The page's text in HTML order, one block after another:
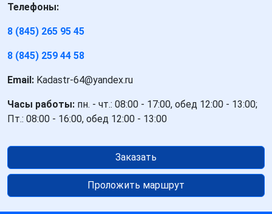
Телефоны:
8 (845) 265 95 45
8 (845) 259 44 58
Email: Kadastr-64@yandex.ru
Часы работы: пн. - чт.: 08:00 - 17:00, обед 12:00 - 13:00;
Пт.: 08:00 - 16:00, обед 12:00 - 13:00
Заказать
Проложить маршрут